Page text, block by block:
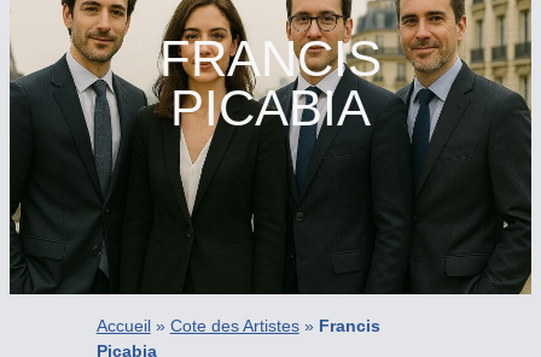
FRANCIS
PICABIA
Accueil» Cote des Artistes» Francis
Picabia